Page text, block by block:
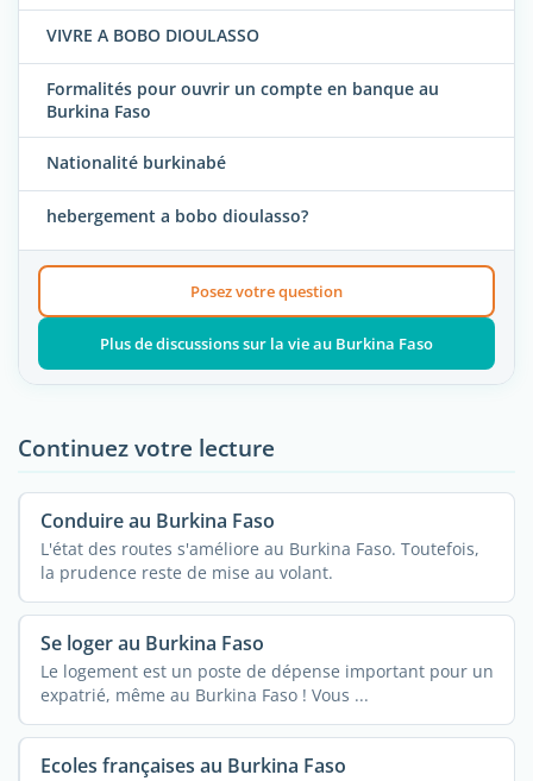
VIVRE A BOBO DIOULASSO
Formalités pour ouvrir un compte en banque au
Burkina Faso
Nationalité burkinabé
hebergement a bobo dioulasso?
Posez votre question
Plus de discussions sur la vie au Burkina Faso
Continuez votre lecture
Conduire au Burkina Faso
L'état des routes s'améliore au Burkina Faso. Toutefois,
la prudence reste de mise au volant.
Se loger au Burkina Faso
Le logement est un poste de dépense important pour un
expatrié, même au Burkina Faso ! Vous ...
Ecoles françaises au Burkina Faso